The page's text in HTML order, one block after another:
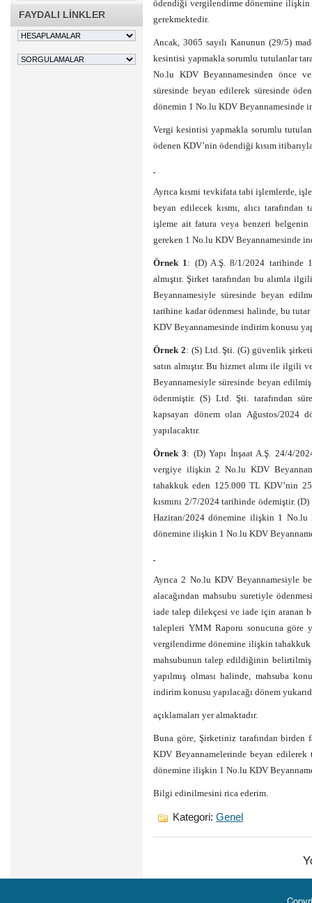
FAYDALI LİNKLER
ödendiği vergilendirme dönemine ilişkin
gerekmektedir.
Ancak, 3065 sayılı Kanunun (29/5)
kesintisi yapmakla sorumlu tutulanlar
No.lu KDV Beyannamesinden önce
süresinde beyan edilerek süresinde
dönemin 1 No.lu KDV Beyannamesinde
Vergi kesintisi yapmakla sorumlu
ödenen KDV’nin ödendiği kısım
Ayrıca kısmi tevkifata tabi işlemlerde,
beyan edilecek kısmı, alıcı
işleme ait fatura veya benzeri
gereken 1 No.lu KDV Beyannamesinde
Örnek 1: (D) A.Ş. 8/1/2024 tarihinde
almıştır. Şirket tarafından bu alımla
Beyannamesiyle süresinde beyan
tarihine kadar ödenmesi halinde, bu
KDV Beyannamesinde indirim konusu
Örnek 2: (S) Ltd. Şti. (G) güvenlik
satın almıştır. Bu hizmet alımı ile ilgili
Beyannamesiyle süresinde beyan
ödenmiştir. (S) Ltd. Şti. tarafından
kapsayan dönem olan Ağustos/2024
yapılacaktır.
Örnek 3: (D) Yapı İnşaat A.Ş. 24/4/
vergiye ilişkin 2 No.lu KDV
tahakkuk eden 125.000 TL KDV’nin
kısmını 2/7/2024 tarihinde ödemiştir.
Haziran/2024 dönemine ilişkin 1 No.lu
dönemine ilişkin 1 No.lu KDV
Ayrıca 2 No.lu KDV Beyannamesiyle
alacağından mahsubu suretiyle
iade talep dilekçesi ve iade için aranan
talepleri YMM Raporu sonucuna göre
vergilendirme dönemine ilişkin
mahsubunun talep edildiğinin belirtilmiş
yapılmış olması halinde, mahsuba
indirim konusu yapılacağı dönem
açıklamaları yer almaktadır.
Buna göre, Şirketiniz tarafından
KDV Beyannamelerinde beyan
dönemine ilişkin 1 No.lu KDV
Bilgi edinilmesini rica ederim.
Kategori: Genel